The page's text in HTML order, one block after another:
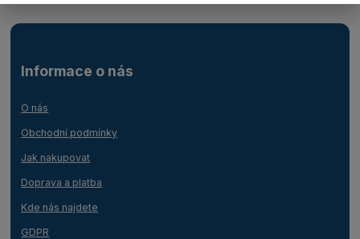
Informace o nás
O nás
Obchodní podmínky
Jak nakupovat
Doprava a platba
Kde nás najdete
GDPR